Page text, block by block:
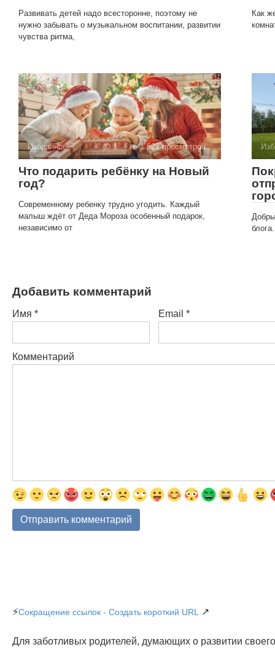
Развивать детей надо всесторонне, поэтому не
нужно забывать о музыкальном воспитании, развитии
чувства ритма,
Как
Избранное 1 1 622 просмотров
Что подарить ребёнку на Новый
год?
Современному ребенку трудно угодить. Каждый
малыш ждёт от Деда Мороза особенный подарок,
независимо от
Добавить комментарий
Имя * Email *
Комментарий
⚡Сокращение ссылок - Создать короткий URL ↗
Для заботливых родителей, думающих о развитии